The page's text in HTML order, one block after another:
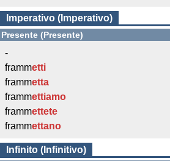
Imperativo (Imperativo)
Presente (Presente)
-
frammetti
frammetta
frammettiamo
frammettete
frammettano
Infinito (Infinitivo)